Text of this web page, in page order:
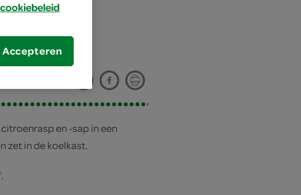
en -sap in een
zet in de koelkast.
cookiebeleid
Accepteren